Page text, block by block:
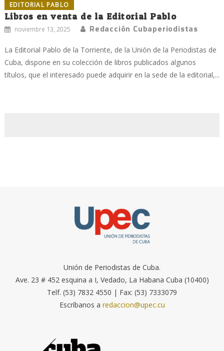
EDITORIAL PABLO
Libros en venta de la Editorial Pablo
noviembre 13, 2025 Redacción Cubaperiodistas
La Editorial Pablo de la Torriente, de la Unión de la Periodistas de
Cuba, dispone en su colección de libros publicados algunos
títulos, que el interesado puede adquirir en la sede de la editorial,...
Unión de Periodistas de Cuba.
Ave. 23 # 452 esquina a I, Vedado, La Habana Cuba (10400)
Telf. (53) 7832 4550 | Fax: (53) 7333079
Escríbanos a redaccion@upec.cu